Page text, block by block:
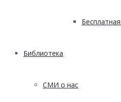
Библиотека
СМИ о нас